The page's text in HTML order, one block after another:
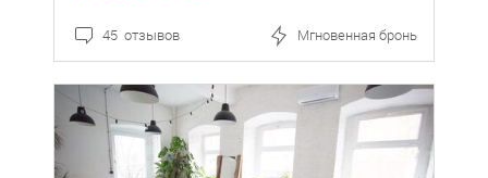
45 отзывов Мгновенная бронь